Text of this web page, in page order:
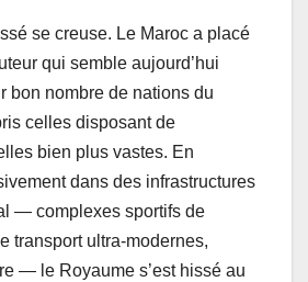
se creuse. Le Maroc a placé
qui semble aujourd’hui
bon nombre de nations du
celles disposant de
bien plus vastes. En
dans des infrastructures
— complexes sportifs de
transport ultra-modernes,
— le Royaume s’est hissé au